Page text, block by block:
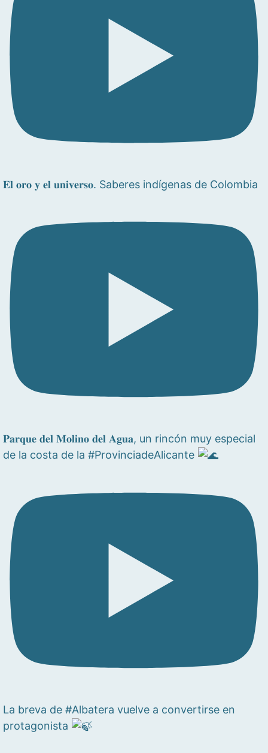
𝐄𝐥 𝐨𝐫𝐨 𝐲 𝐞𝐥 𝐮𝐧𝐢𝐯𝐞𝐫𝐬𝐨. Saberes indígenas de Colombia
𝐏𝐚𝐫𝐪𝐮𝐞 𝐝𝐞𝐥 𝐌𝐨𝐥𝐢𝐧𝐨 𝐝𝐞𝐥 𝐀𝐠𝐮𝐚, un rincón muy especial
de la costa de la #ProvinciadeAlicante
La breva de #Albatera vuelve a convertirse en
protagonista